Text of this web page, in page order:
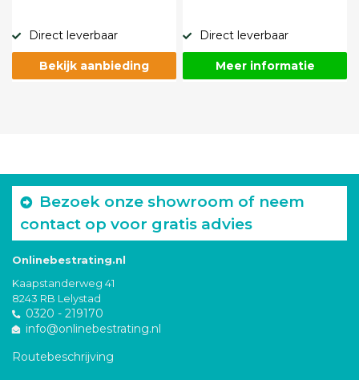
Direct leverbaar
Bekijk aanbieding
Direct leverbaar
Meer informatie
Bezoek onze showroom of neem
contact op voor gratis advies
Onlinebestrating.nl
Kaapstanderweg 41
8243 RB Lelystad
0320 - 219170
info@onlinebestrating.nl
Routebeschrijving